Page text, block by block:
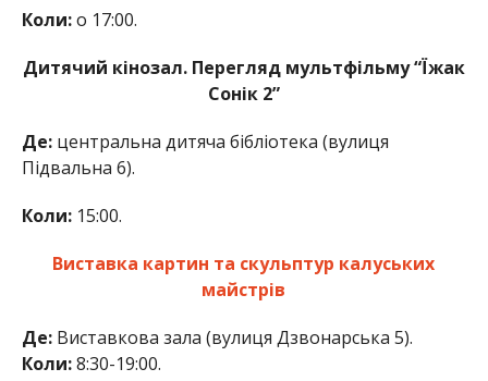
Коли:о 17:00.
Дитячий кінозал. Перегляд мультфільму “Їжак
Сонік 2”
Де:центральна дитяча бібліотека (вулиця
Підвальна 6).
Коли:15:00.
Виставка картин та скульптур калуських
майстрів
Де:Виставкова зала (вулиця Дзвонарська 5).
Коли:8:30-19:00.